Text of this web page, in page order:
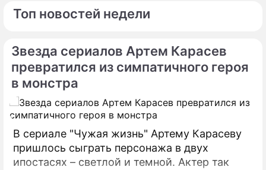
Топ новостей недели
Звезда сериалов Артем Карасев
превратился из симпатичного героя
в монстра
В сериале "Чужая жизнь" Артему Карасеву
пришлось сыграть персонажа в двух
ипостасях – светлой и темной. Актер так